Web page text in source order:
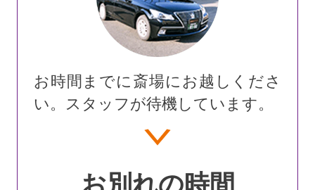
お時間までに斎場にお越しくださ
い。スタッフが待機しています。
お別れの時間